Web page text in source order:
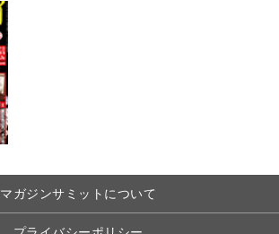
マガジンサミットについて